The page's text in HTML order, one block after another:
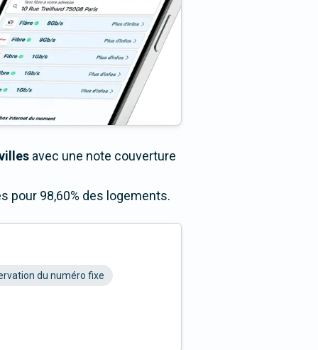
avec une note couverture
pour 98,60% des logements.
du numéro fixe